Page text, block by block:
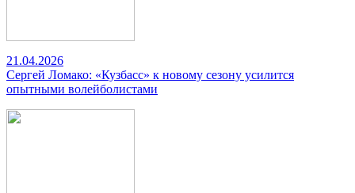
21.04.2026
Сергей Ломако: «Кузбасс» к новому сезону усилится
опытными волейболистами